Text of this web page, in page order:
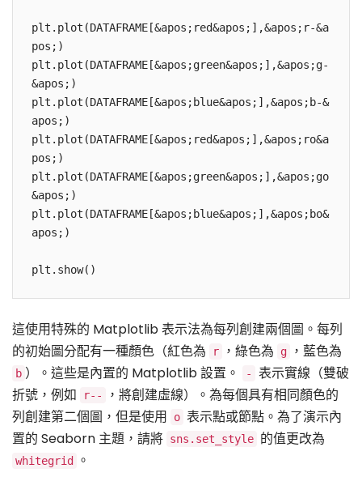
plt.plot(DATAFRAME[&apos;red&apos;],&apos;r-&a
pos;)
plt.plot(DATAFRAME[&apos;green&apos;],&apos;g-
&apos;)
plt.plot(DATAFRAME[&apos;blue&apos;],&apos;b-&
apos;)
plt.plot(DATAFRAME[&apos;red&apos;],&apos;ro&a
pos;)
plt.plot(DATAFRAME[&apos;green&apos;],&apos;go
&apos;)
plt.plot(DATAFRAME[&apos;blue&apos;],&apos;bo&
apos;)
plt.show()
這使用特殊的 Matplotlib 表示法為每列創建兩個圖。每列
的初始圖分配有一種顏色（紅色為
r ，綠色為 g ，藍色為
b ）。這些是內置的 Matplotlib 設置。 -
表示實線（雙破
折號，例如
r--
，將創建虛線）。為每個具有相同顏色的
列創建第二個圖，但是使用
o 表示點或節點。為了演示內
置的 Seaborn 主題，請將 sns.set_style 的值更改為
whitegrid 。